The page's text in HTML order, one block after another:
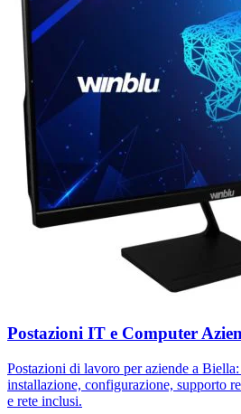
Postazioni IT e Computer
Postazioni di lavoro per aziende a
installazione, configurazione, supporto
e rete inclusi.